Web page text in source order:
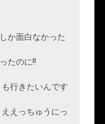
か面白なかった
たのに!!
行きたいんです
えっちゅうにっ